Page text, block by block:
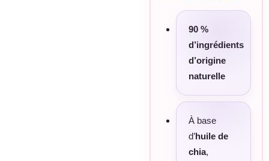
90 %
d’ingrédients
d’origine
naturelle
À base
d’huile de
chia,